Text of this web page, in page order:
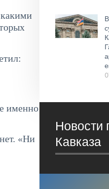
именно
«Ни
Новости
Кавказа